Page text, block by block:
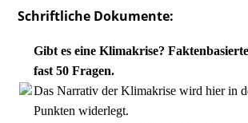
Schriftliche Dokumente:
Gibt es eine Klimakrise?
fast 50 Fragen.
Das Narrativ der Klimakrise wird hier in
Punkten widerlegt.